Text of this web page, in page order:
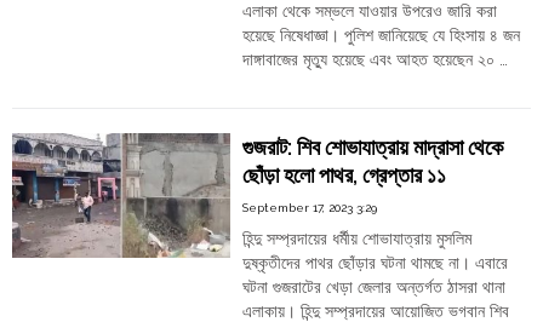
এলাকা থেকে সম্ভলে যাওয়ার উপরেও জারি করা
হয়েছে নিষেধাজ্ঞা। পুলিশ জানিয়েছে যে হিংসায় ৪ জন
দাঙ্গাবাজের মৃত্যু হয়েছে এবং আহত হয়েছেন ২০ …
জনের
মৃত্যু
পুলিশের
হয়নি,
গুজরাট: শিব শোভাযাত্রায় মাদ্রাসা থেকে
ছোঁড়া হলো পাথর, গ্রেপ্তার ১১
September 17, 2023 3:29
হিন্দু সম্প্রদায়ের ধর্মীয় শোভাযাত্রায় মুসলিম
দুষ্কৃতীদের পাথর ছোঁড়ার ঘটনা থামছে না। এবারে
ঘটনা গুজরাটের খেড়া জেলার অন্তর্গত ঠাসরা থানা
এলাকায়। হিন্দু সম্প্রদায়ের আয়োজিত ভগবান শিব